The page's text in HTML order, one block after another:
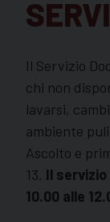
Il Servizio
chi non
lavarsi,
ambiente
Ascolto e
13. Il
10.00 alle